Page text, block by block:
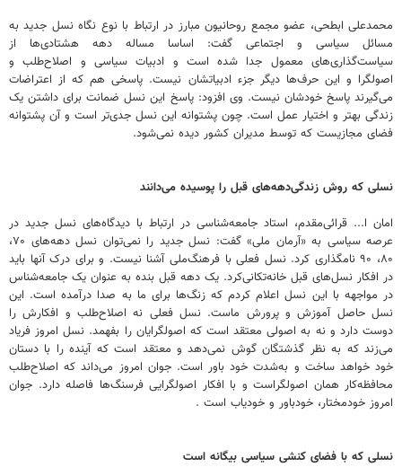
محمدعلی ابطحی، عضو مجمع روحانیون مبارز در ارتباط با نوع نگاه نسل جدید به
مسائل سیاسی و اجتماعی گفت: اساسا مساله‌ دهه هشتادی‌ها از
سیاست‌گذاری‌های معمول جدا شده است و ادبیات سیاسی و اصلاح‌طلب و
اصولگرا و این حرف‌ها دیگر جزء ادبیاتشان نیست. پاسخی هم که از اعتراضات
می‌گیرند پاسخ خودشان نیست. وی افزود: پاسخ این نسل ضمانت برای داشتن یک
زندگی بهتر و اختیار عمل است. چون پشتوانه این نسل جدی‌تر است و آن پشتوانه
فضای مجازیست که توسط مدیران کشور دیده نمی‌شود.
نسلی که روش زندگی‌دهه‌های قبل را پوسیده می‌دانند
امان‌ ا... قرائی‌مقدم، استاد جامعه‌شناسی در ارتباط با دیدگاه‌های نسل جدید در
عرصه سیاسی به «آرمان ملی» گفت: نسل جدید را نمی‌توان نسل دهه‌های ۷۰،
۸۰، ۹۰ نامگذاری کرد. نسل فعلی با فرهنگ‌ملی آشنا نیست. و برای درک آنها باید
در افکار نسل‌های قبل خانه‌تکانی‌کرد. یک دهه‌ قبل بنده به عنوان یک جامعه‌شناس
در مواجهه با این نسل اعلام کردم که زنگ‌ها برای ما به صدا درآمده است. این
نسل حاصل آموزش و پرورش ماست. نسل فعلی نه اصلاح‌طلب و افکارش را
دوست دارد و نه به اصولی معتقد است که اصولگرایان را بفهمد. نسل امروز فریاد
می‌زند که به نظر گذشتگان گوش نمی‌دهد و معتقد است که آینده را با دستان
خود خواهد ساخت و به‌شدت خود باور است. جوان امروز می‌داند که اصلاح‌طلب
محافظه‌کار همان اصولگراست و با افکار اصولگرایی فرسنگ‌ها فاصله دارد. جوان
امروز خودمختار، خودباور و خودیاب است .
نسلی که با فضای کنشی سیاسی بیگانه است